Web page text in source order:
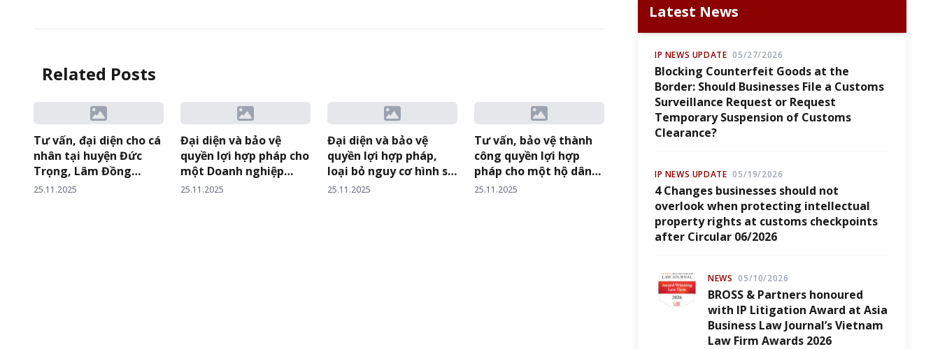
Related Posts
Tư vấn, đại diện cho cá
nhân tại huyện Đức
Trọng, Lâm Đồng
khiếu nại, khởi kiện QĐ
25.11.2025
Đại diện và bảo vệ
quyền lợi hợp pháp cho
một Doanh nghiệp
xuất nhập khẩu trong
25.11.2025
Đại diện và bảo vệ
quyền lợi hợp pháp,
loại bỏ nguy cơ hình sự
hóa cho một Giám đốc
25.11.2025
Tư vấn, bảo vệ thành
công quyền lợi hợp
pháp cho một hộ dân
trong quá trình khởi
25.11.2025
Latest News
IP NEWS UPDATE 05/27/2026
Blocking Counterfeit Goods at the
Border: Should Businesses File a Customs
Surveillance Request or Request
Temporary Suspension of Customs
Clearance?
IP NEWS UPDATE 05/19/2026
4 Changes businesses should not
overlook when protecting intellectual
property rights at customs checkpoints
after Circular 06/2026
NEWS 05/10/2026
BROSS & Partners honoured
with IP Litigation Award at Asia
Business Law Journal’s Vietnam
Law Firm Awards 2026